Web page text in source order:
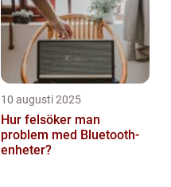
10 augusti 2025
Hur felsöker man
problem med Bluetooth-
enheter?